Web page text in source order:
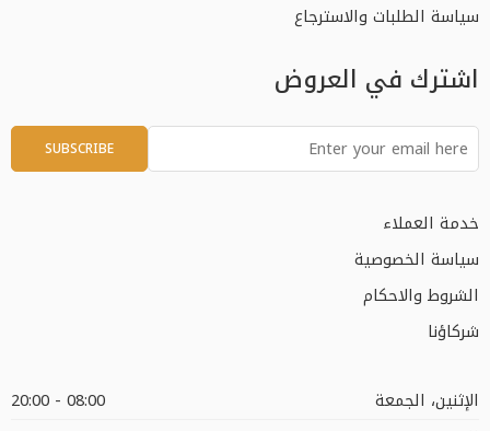
سياسة الطلبات والاسترجاع
اشترك في العروض
خدمة العملاء
سياسة الخصوصية
الشروط والاحكام
شركاؤنا
الإثنين، الجمعة
08:00 - 20:00